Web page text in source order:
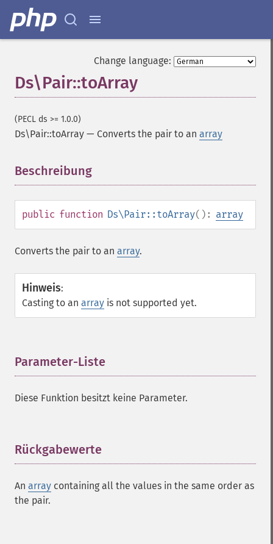
Change language:
Ds\Pair::toArray
(PECL ds >= 1.0.0)
Ds\Pair::toArray — Converts the pair to an array
Beschreibung
public function Ds\Pair::toArray(): array
Converts the pair to an array.
Hinweis:
Casting to an array is not supported yet.
Parameter-Liste
Diese Funktion besitzt keine Parameter.
Rückgabewerte
An array containing all the values in the same order as
the pair.